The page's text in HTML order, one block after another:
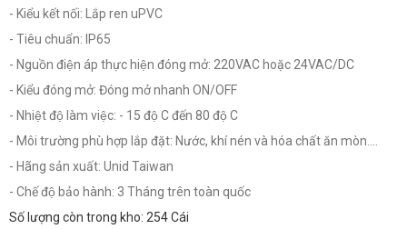
- Kiểu kết nối: Lắp ren uPVC
- Tiêu chuẩn: IP65
- Nguồn điện áp thực hiện đóng mở: 220VAC hoặc 24VAC/DC
- Kiểu đóng mở: Đóng mở nhanh ON/OFF
- Nhiệt độ làm việc: - 15 độ C đến 80 độ C
- Môi trường phù hợp lắp đặt: Nước, khí nén và hóa chất ăn mòn....
- Hãng sản xuất: Unid Taiwan
- Chế độ bảo hành: 3 Tháng trên toàn quốc
Số lượng còn trong kho: 254 Cái